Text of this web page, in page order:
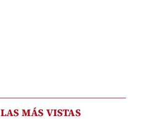
LAS MÁS VISTAS